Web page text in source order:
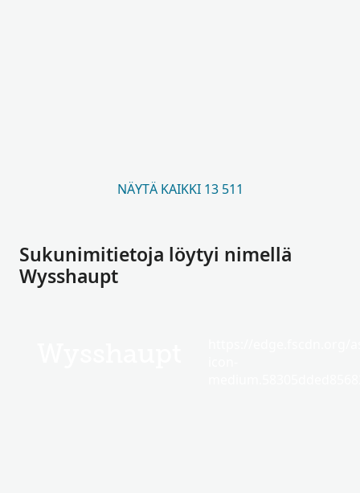
NÄYTÄ KAIKKI 13 511
Sukunimitietoja löytyi nimellä
Wysshaupt